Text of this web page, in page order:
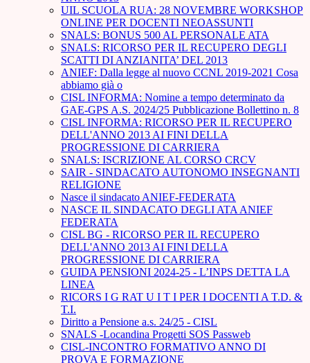
UIL SCUOLA RUA: 28 NOVEMBRE WORKSHOP
ONLINE PER DOCENTI NEOASSUNTI
SNALS: BONUS 500 AL PERSONALE ATA
SNALS: RICORSO PER IL RECUPERO DEGLI
SCATTI DI ANZIANITA’ DEL 2013
ANIEF: Dalla legge al nuovo CCNL 2019-2021 Cosa
abbiamo già o
CISL INFORMA: Nomine a tempo determinato da
GAE-GPS A.S. 2024/25 Pubblicazione Bollettino n. 8
CISL INFORMA: RICORSO PER IL RECUPERO
DELL'ANNO 2013 AI FINI DELLA
PROGRESSIONE DI CARRIERA
SNALS: ISCRIZIONE AL CORSO CRCV
SAIR - SINDACATO AUTONOMO INSEGNANTI
RELIGIONE
Nasce il sindacato ANIEF-FEDERATA
NASCE IL SINDACATO DEGLI ATA ANIEF
FEDERATA
CISL BG - RICORSO PER IL RECUPERO
DELL'ANNO 2013 AI FINI DELLA
PROGRESSIONE DI CARRIERA
GUIDA PENSIONI 2024-25 - L’INPS DETTA LA
LINEA
RICORS I G RAT U I T I PER I DOCENTI A T.D. &
T.I.
Diritto a Pensione a.s. 24/25 - CISL
SNALS -Locandina Progetti SOS Passweb
CISL-INCONTRO FORMATIVO ANNO DI
PROVA E FORMAZIONE